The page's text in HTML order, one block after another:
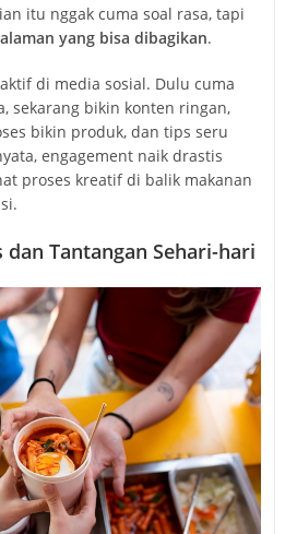
itu nggak cuma soal rasa, tapi
yang bisa dibagikan.
di media sosial. Dulu cuma
sekarang bikin konten ringan,
bikin produk, dan tips seru
engagement naik drastis
proses kreatif di balik makanan
dan Tantangan Sehari-hari